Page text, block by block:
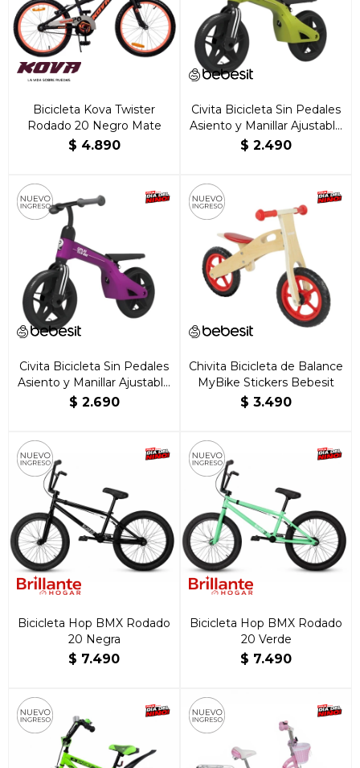
Bicicleta Kova Twister
Rodado 20 Negro Mate
$ 4.890
Civita Bicicleta Sin Pedales
Asiento y Manillar Ajustable
Qplay Tech Verde
$ 2.490
Civita Bicicleta Sin Pedales
Asiento y Manillar Ajustable
Qplay Tech Morado
$ 2.690
Chivita Bicicleta de Balance
MyBike Stickers Bebesit
$ 3.490
Bicicleta Hop BMX Rodado
20 Negra
$ 7.490
Bicicleta Hop BMX Rodado
20 Verde
$ 7.490